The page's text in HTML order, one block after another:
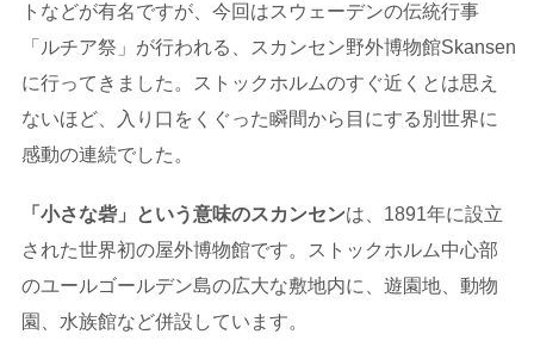
トなどが有名ですが、今回はスウェーデンの伝統行事
「ルチア祭」が行われる、スカンセン野外博物館Skansen
に行ってきました。ストックホルムのすぐ近くとは思え
ないほど、入り口をくぐった瞬間から目にする別世界に
感動の連続でした。
「小さな砦」という意味のスカンセンは、1891年に設立
された世界初の屋外博物館です。ストックホルム中心部
のユールゴールデン島の広大な敷地内に、遊園地、動物
園、水族館など併設しています。